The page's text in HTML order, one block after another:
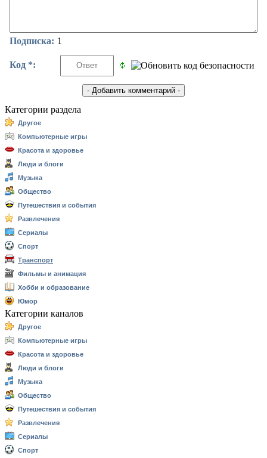
Подписка: 1
Код *:
Категории раздела
Другое
Компьютерные игры
Красота и здоровье
Люди и блоги
Музыка
Общество
Путешествия и события
Развлечения
Сериалы
Спорт
Транспорт
Фильмы и анимация
Хобби и образование
Юмор
Категории каналов
Другое
Компьютерные игры
Красота и здоровье
Люди и блоги
Музыка
Общество
Путешествия и события
Развлечения
Сериалы
Спорт